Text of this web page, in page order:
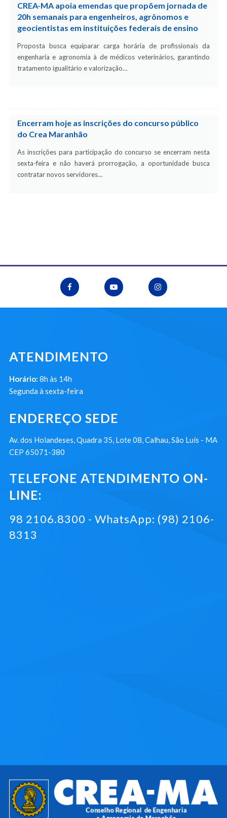
CREA-MA apoia emendas que propõem jornada de
20h semanais para engenheiros, agrônomos e
geocientistas em instituições federais de ensino
Proposta busca equiparar carga horária de profissionais da
engenharia e agronomia à de médicos veterinários, garantindo
tratamento igualitário e valorização…
Encerram hoje as inscrições do concurso público
do Crea Maranhão
As inscrições para participação do concurso se encerram nesta
sexta-feira e não haverá prorrogação, a oportunidade busca
contratar novos servidores…
ATENDIMENTO
Horário: 8h às 14h
Segunda à sexta-feira
ENDEREÇO SEDE
Av. dos Holandeses, Quadra 35, Lote 08, Calhau, São Luís - MA
CEP 65071-380
TELEFONE ATENDIMENTO ON-
LINE:
98 2106.8300 - WhatsApp: (98) 2106-
8313